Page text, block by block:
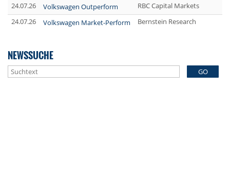
24.07.26
Volkswagen Outperform
RBC Capital Markets
24.07.26
Volkswagen Market-Perform Bernstein Research
NEWSSUCHE
GO